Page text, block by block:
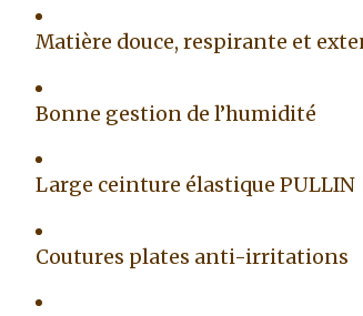
Matière douce, respirante et
Bonne gestion de l’humidité
Large ceinture élastique PULLIN
Coutures plates anti-irritations